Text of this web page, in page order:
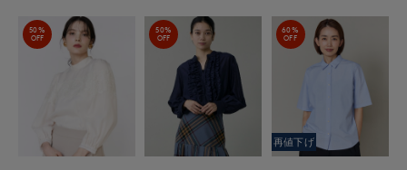
50%
OFF
50%
OFF
60%
OFF
再値下げ